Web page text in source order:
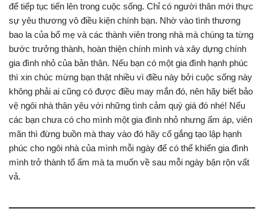
để tiếp tục tiến lên trong cuộc sống. Chỉ có người thân mới thực
sự yêu thương vô điều kiện chính bạn. Nhờ vào tình thương
bao la của bố mẹ và các thành viên trong nhà mà chúng ta từng
bước trưởng thành, hoàn thiện chính mình và xây dựng chính
gia đình nhỏ của bản thân. Nếu bạn có một gia đình hạnh phúc
thì xin chúc mừng bạn thật nhiều vì điều này bởi cuộc sống này
không phải ai cũng có được điều may mắn đó, nên hãy biết bảo
vệ ngôi nhà thân yêu với những tình cảm quý giá đó nhé! Nếu
các bạn chưa có cho mình một gia đình nhỏ nhưng ấm áp, viên
mãn thì đừng buồn mà thay vào đó hãy cố gắng tạo lập hạnh
phúc cho ngôi nhà của mình mỗi ngày để có thể khiến gia đình
mình trở thành tổ ấm mà ta muốn về sau mỗi ngày bận rộn vất
vả.